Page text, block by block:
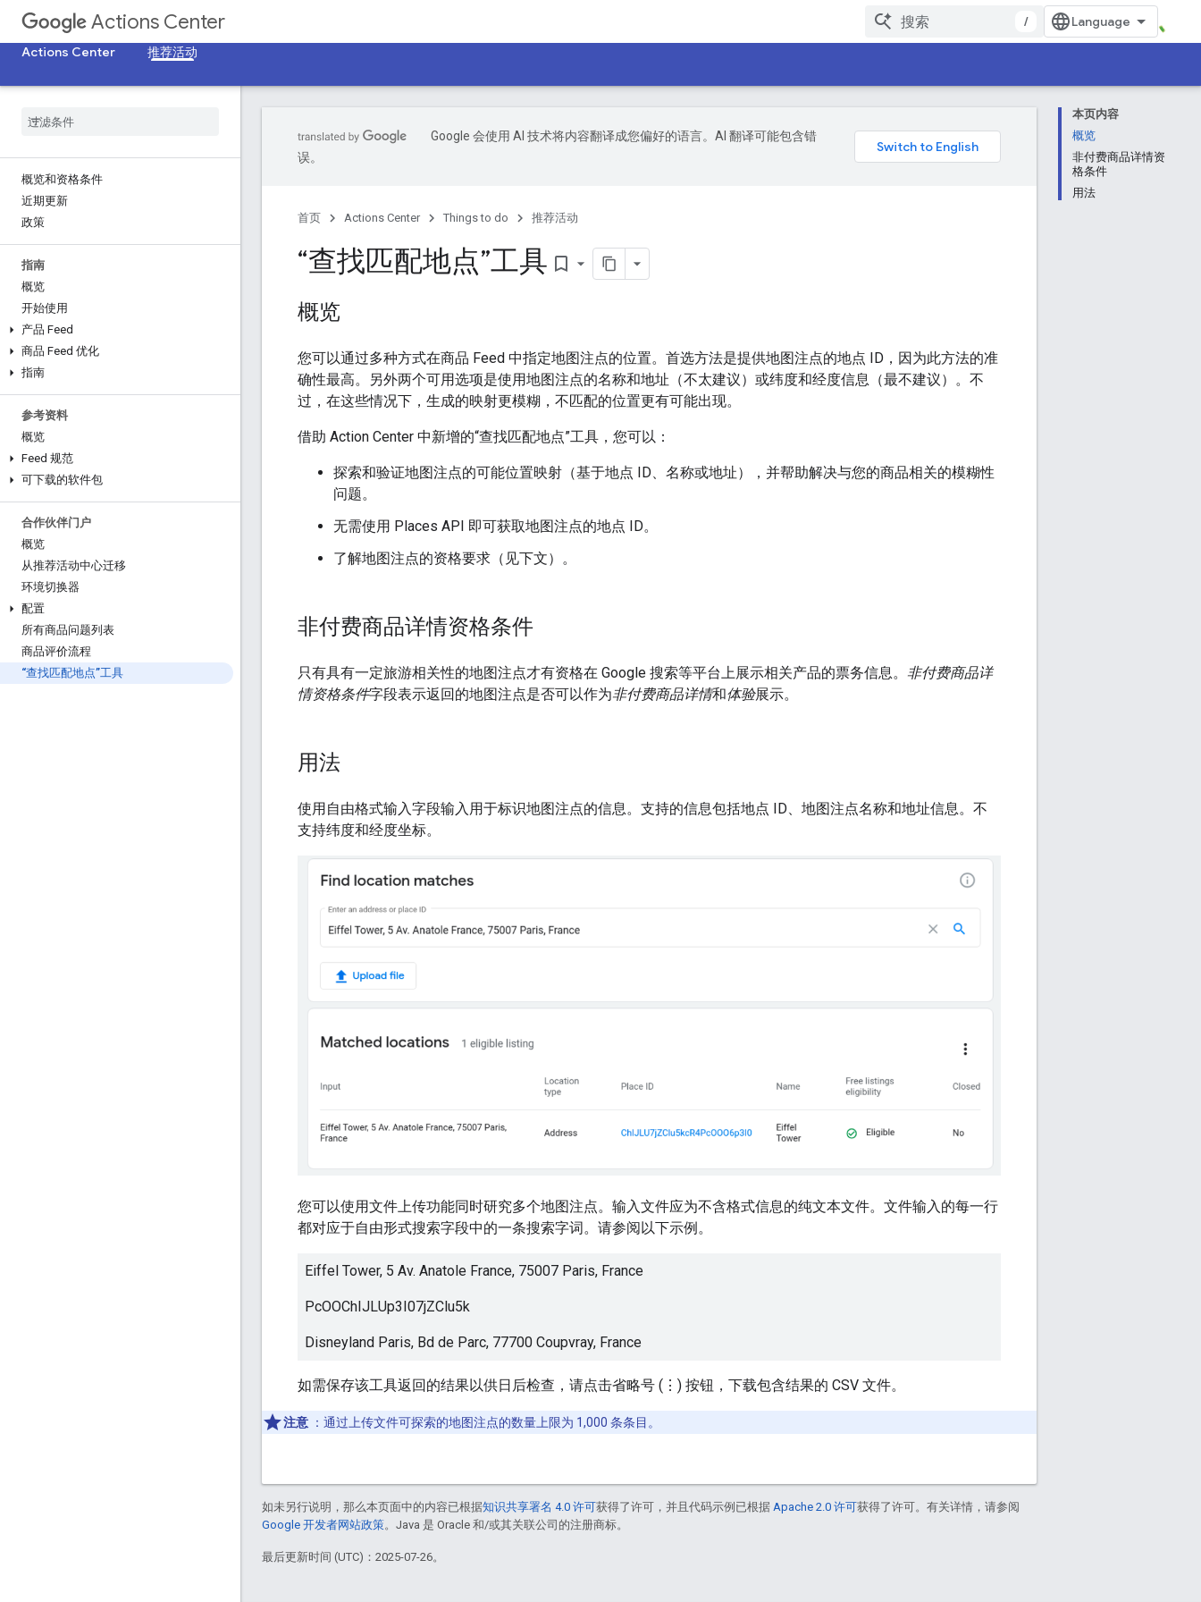
Actions Center
/
Actions Center
推荐活动
概览和资格条件
近期更新
政策
指南
概览
开始使用
产品 Feed
商品 Feed 优化
指南
参考资料
概览
Feed 规范
可下载的软件包
合作伙伴门户
概览
从推荐活动中心迁移
环境切换器
配置
所有商品问题列表
商品评价流程
“查找匹配地点”工具
本页内容
概览
非付费商品详情资
格条件
用法
Google 会使用 AI 技术将内容翻译成您偏好的语言。AI 翻译可能包含错
误。
首页 Actions Center Things to do 推荐活动
“查找匹配地点”工具 bookmark_border
概览
您可以通过多种方式在商品 Feed 中指定地图注点的位置。首选方法是提供地图注点的地点 ID，因为此方法的准
确性最高。另外两个可用选项是使用地图注点的名称和地址（不太建议）或纬度和经度信息（最不建议）。不
过，在这些情况下，生成的映射更模糊，不匹配的位置更有可能出现。
借助 Action Center 中新增的“查找匹配地点”工具，您可以：
探索和验证地图注点的可能位置映射（基于地点 ID、名称或地址），并帮助解决与您的商品相关的模糊性
问题。
无需使用 Places API 即可获取地图注点的地点 ID。
了解地图注点的资格要求（见下文）。
非付费商品详情资格条件
只有具有一定旅游相关性的地图注点才有资格在 Google 搜索等平台上展示相关产品的票务信息。 非付费商品详
情资格条件字段表示返回的地图注点是否可以作为非付费商品详情和体验展示。
用法
使用自由格式输入字段输入用于标识地图注点的信息。支持的信息包括地点 ID、地图注点名称和地址信息。不
支持纬度和经度坐标。
您可以使用文件上传功能同时研究多个地图注点。输入文件应为不含格式信息的纯文本文件。文件输入的每一行
都对应于自由形式搜索字段中的一条搜索字词。请参阅以下示例。
Eiffel Tower, 5 Av. Anatole France, 75007 Paris, France
PcOOChIJLUp3I07jZClu5k
Disneyland Paris, Bd de Parc, 77700 Coupvray, France
如需保存该工具返回的结果以供日后检查，请点击省略号 (⋮) 按钮，下载包含结果的 CSV 文件。
注意 ：通过上传文件可探索的地图注点的数量上限为 1,000 条条目。
如未另行说明，那么本页面中的内容已根据知识共享署名 4.0 许可获得了许可，并且代码示例已根据 Apache 2.0 许可获得了许可。有关详情，请参阅
Google 开发者网站政策。Java 是 Oracle 和/或其关联公司的注册商标。
最后更新时间 (UTC)：2025-07-26。